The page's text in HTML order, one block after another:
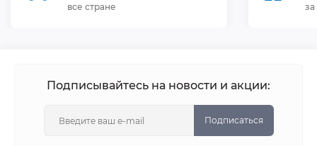
все стране
Подписывайтесь на новости и акции:
Подписаться